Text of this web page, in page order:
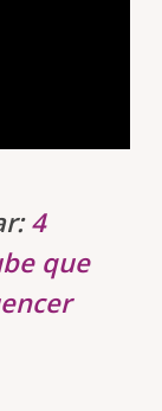
4
que